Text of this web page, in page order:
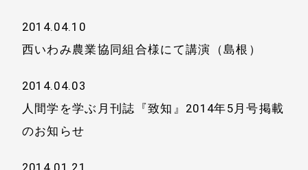
2014.04.10
西いわみ農業協同組合様にて講演（島根）
2014.04.03
人間学を学ぶ月刊誌『致知』2014年5月号掲載
のお知らせ